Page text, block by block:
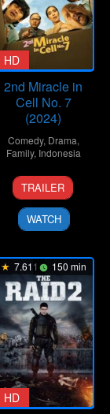
HD
2nd Miracle in
Cell No. 7
(2024)
Comedy, Drama,
Family, Indonesia
25
Dec
2024
Herwin
Novianto
TRAILER
WATCH
7.611 150 min
HD